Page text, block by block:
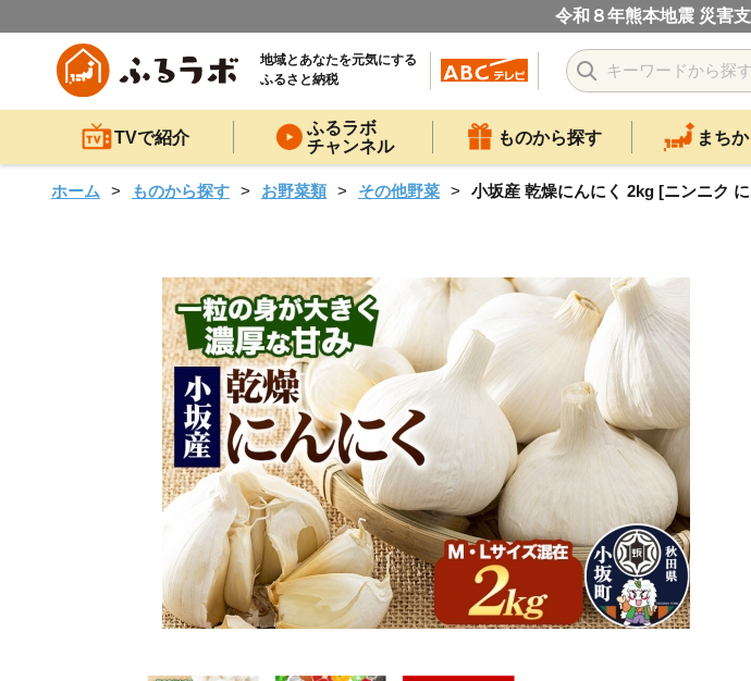
令和８年熊本地震 災害
地域とあなたを元気にする
ふるさと納税
TVで紹介
ふるラボ
チャンネル
ものから探す まち
ホーム ものから探す お野菜類 その他野菜 小坂産 乾燥にんにく 2kg [ニンニク